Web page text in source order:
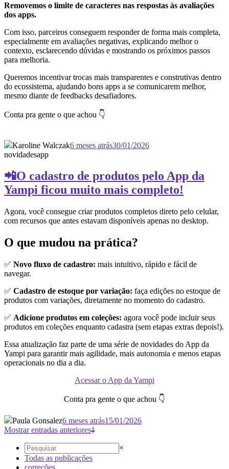
Removemos o limite de caracteres nas respostas às avaliações
dos apps.
Com isso, parceiros conseguem responder de forma mais completa,
especialmente em avaliações negativas, explicando melhor o
contexto, esclarecendo dúvidas e mostrando os próximos passos
para melhoria.
Queremos incentivar trocas mais transparentes e construtivas dentro
do ecossistema, ajudando bons apps a se comunicarem melhor,
mesmo diante de feedbacks desafiadores.
Conta pra gente o que achou 👇
Karoline Walczak6 meses atrás30/01/2026
novidadesapp
📲O cadastro de produtos pelo App da
Yampi ficou muito mais completo!
Agora, você consegue criar produtos completos direto pelo celular,
com recursos que antes estavam disponíveis apenas no desktop.
O que mudou na prática?
✅ Novo fluxo de cadastro: mais intuitivo, rápido e fácil de
navegar.
✅ Cadastro de estoque por variação: faça edições no estoque de
produtos com variações, diretamente no momento do cadastro.
✅ Adicione produtos em coleções: agora você pode incluir seus
produtos em coleções enquanto cadastra (sem etapas extras depois!).
Essa atualização faz parte de uma série de novidades do App da
Yampi para garantir mais agilidade, mais autonomia e menos etapas
operacionais no dia a dia.
Acessar o App da Yampi
Conta pra gente o que achou 👇
Paula Gonsalez6 meses atrás15/01/2026
Mostrar entradas anteriores
×
Todas as publicações